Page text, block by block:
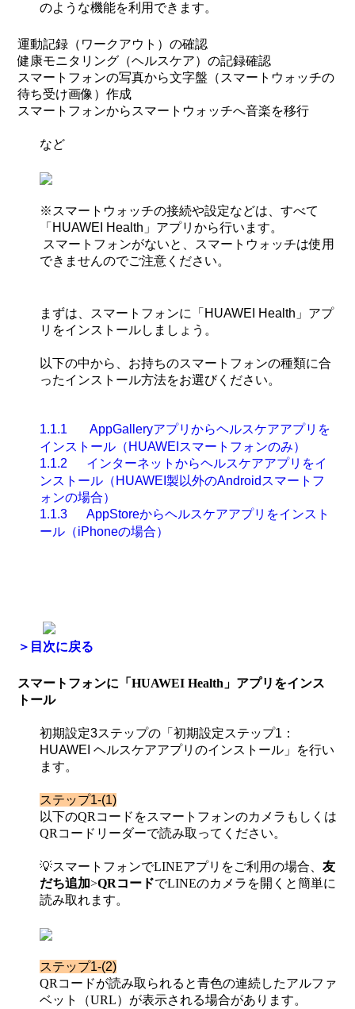
のような機能を利用できます。
運動記録（ワークアウト）の確認
健康モニタリング（ヘルスケア）の記録確認
スマートフォンの写真から文字盤（スマートウォッチの
待ち受け画像）作成
スマートフォンからスマートウォッチへ音楽を移行
など
※スマートウォッチの接続や設定などは、すべて
「HUAWEI Health」アプリから行います。
スマートフォンがないと、スマートウォッチは使用
できませんのでご注意ください。
まずは、スマートフォンに
「HUAWEI Health」アプ
リ をインストールしましょう。
以下の中から、お持ちのスマートフォンの種類に合
ったインストール方法をお選びください。
1.1.1 AppGalleryアプリからヘルスケアアプリを
インストール（ HUAWEI スマートフォンのみ）
1.1.2
インターネットからヘルスケアアプリをイ
ンストール（ HUAWEI製以外のAndroid スマートフ
ォンの場合）
1.1.3
AppStoreからヘルスケアアプリをインスト
ール（iPhoneの場合）
＞ 目次に戻る
スマートフォンに「HUAWEI Health 」アプリをインス
トール
初期設定3ステップの「初期設定ステップ1：
HUAWEI ヘルスケアアプリのインストール 」を行い
ます。
ステップ1-(1)
以下のQR コードをスマートフォンのカメラもしくは
QR コードリーダーで読み取ってください。
💡スマートフォンでLINEアプリをご利用の場合、友
だち追加>QRコードでLINEのカメラを開くと簡単に
読み取れます。
ステップ1-(2)
QR コードが読み取られると青色の連続したアルファ
ベット（URL）が表示される場合があります。